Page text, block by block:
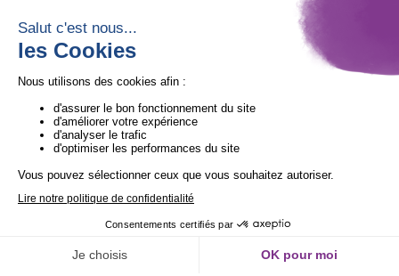
1ère Organisation de l’ESS certifiée Quali’OP